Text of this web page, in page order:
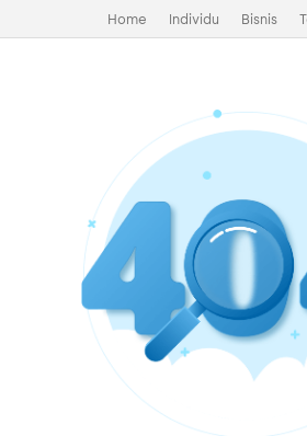
Home Individu Bisnis